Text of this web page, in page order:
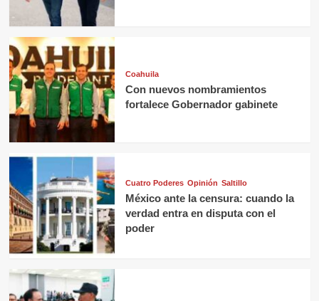
Coahuila
Con nuevos nombramientos
fortalece Gobernador gabinete
Cuatro Poderes Opinión Saltillo
México ante la censura: cuando la
verdad entra en disputa con el
poder